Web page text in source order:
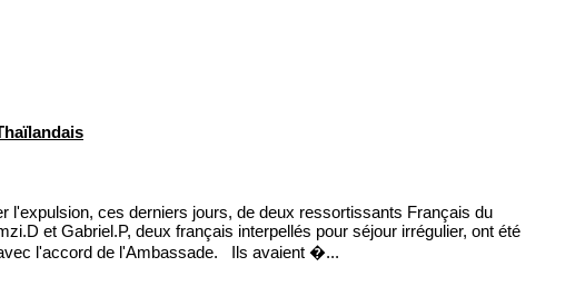
l'expulsion, ces derniers jours, de deux ressortissants Français du
et Gabriel.P, deux français interpellés pour séjour irrégulier, ont été
l'accord de l'Ambassade. Ils avaient �...